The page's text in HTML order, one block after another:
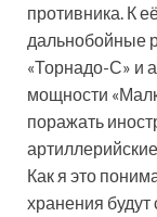
противника. К
дальнобойные
«Торнадо-С» и
мощности
поражать
Как я это
хранения